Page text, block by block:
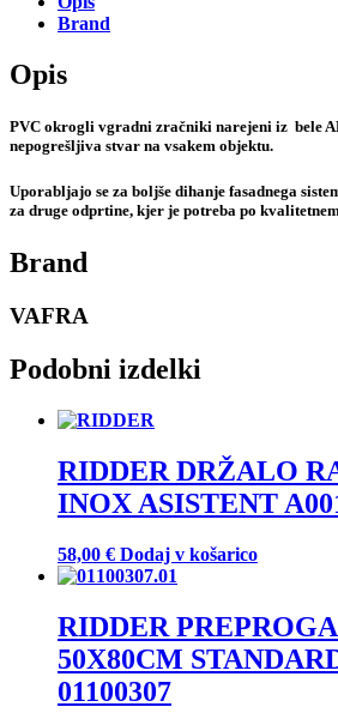
Brand
Opis
PVC okrogli vgradni zračniki narejeni iz bele
nepogrešljiva stvar na vsakem objektu.
Uporabljajo se za boljše dihanje fasadnega
za druge odprtine, kjer je potreba po
Brand
VAFRA
Podobni izdelki
RIDDER DRŽALO
INOX ASISTENT
58,00 € Dodaj v košarico
RIDDER
50X80CM
01100307